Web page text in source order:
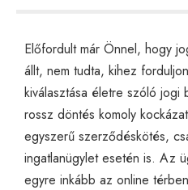
Előfordult már Önnel, hogy
állt, nem tudta, kihez
kiválasztása életre szóló jogi
rossz döntés komoly
egyszerű szerződéskötés,
ingatlanügylet esetén is. Az
egyre inkább az online